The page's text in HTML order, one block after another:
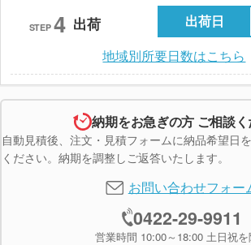
STEP 4 出荷 出荷日
地域別所要日数はこちら
納期をお急ぎの方 ご相談
自動見積後、注文・見積フォームに納品希望日
ください。納期を調整しご返答いたします。
お問い合わせフォー
0422-29-9911
営業時間 10:00～18:00 土日祝を